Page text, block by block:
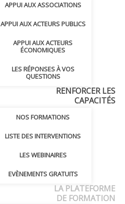
APPUI AUX ASSOCIATIONS
APPUI AUX ACTEURS PUBLICS
APPUI AUX ACTEURS
ÉCONOMIQUES
LES RÉPONSES À VOS
QUESTIONS
RENFORCER LES
CAPACITÉS
NOS FORMATIONS
LISTE DES INTERVENTIONS
LES WEBINAIRES
EVÈNEMENTS GRATUITS
LA PLATEFORME
DE FORMATION